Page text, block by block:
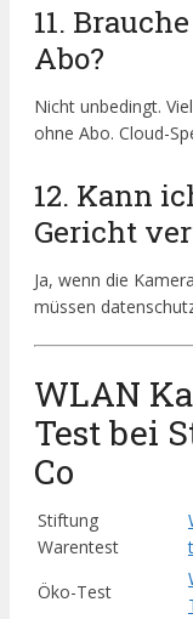
11.
Abo?
Nicht unbedingt.
ohne Abo. Cloud-
12. Kann
Gericht
Ja, wenn die
müssen
WLAN
Test bei
Co
Stiftung
Warentest
Öko-Test